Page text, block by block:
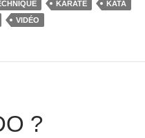
KARATE
KATA
VIDÉO
?